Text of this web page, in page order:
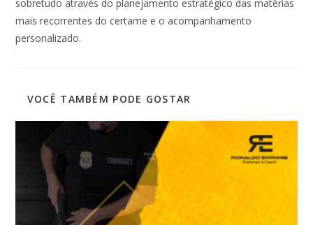
sobretudo através do planejamento estratégico das matérias
mais recorrentes do certame e o acompanhamento
personalizado.
VOCÊ TAMBÉM PODE GOSTAR